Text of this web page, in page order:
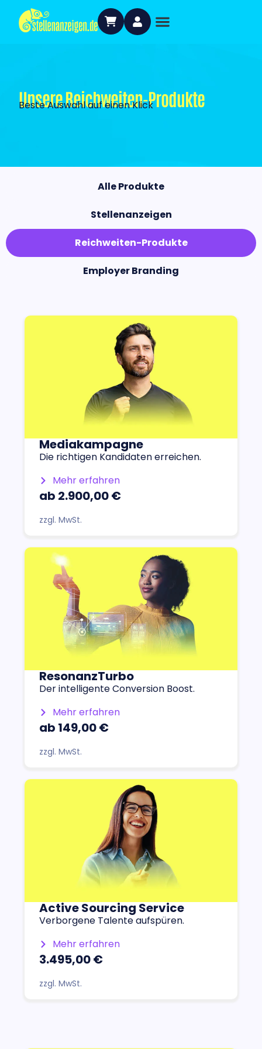
Unsere Reichweiten-Produkte
Beste Auswahl auf einen Klick
Alle Produkte
Stellenanzeigen
Reichweiten-Produkte
Employer Branding
Mediakampagne
Die richtigen Kandidaten erreichen.
Mehr erfahren
ab 2.900,00 €
zzgl. MwSt.
ResonanzTurbo
Der intelligente Conversion Boost.
Mehr erfahren
ab 149,00 €
zzgl. MwSt.
Active Sourcing Service
Verborgene Talente aufspüren.
Mehr erfahren
3.495,00 €
zzgl. MwSt.